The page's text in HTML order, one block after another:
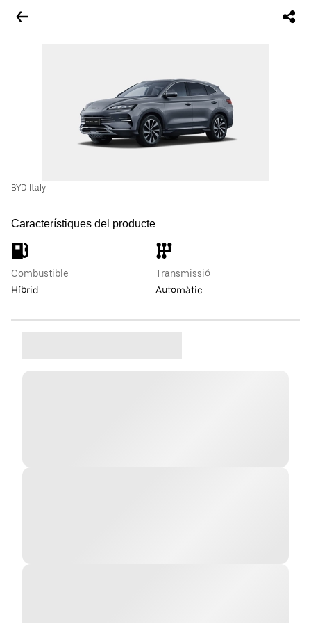
BYD Italy
Característiques del producte
Combustible
Híbrid
Transmissió
Automàtic